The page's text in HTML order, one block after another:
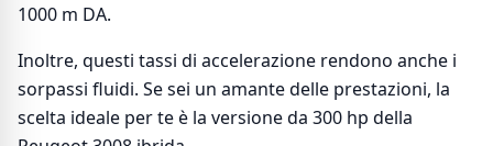
1000 m DA.
Inoltre, questi tassi di accelerazione rendono anche i
sorpassi fluidi. Se sei un amante delle prestazioni, la
scelta ideale per te è la versione da 300 hp della